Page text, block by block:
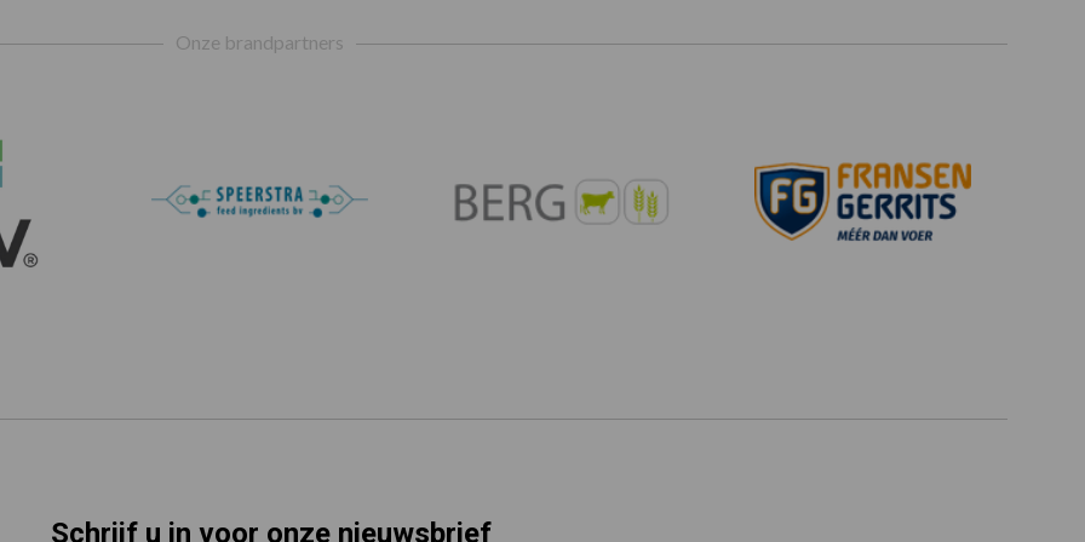
Onze brandpartners
Schrijf u in voor onze nieuwsbrief